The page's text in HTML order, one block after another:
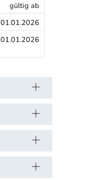
gültig ab
01.01.2026
01.01.2026